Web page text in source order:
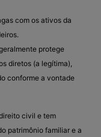
com os ativos da
protege
diretos (a legítima),
conforme a vontade
civil e tem
patrimônio familiar e a